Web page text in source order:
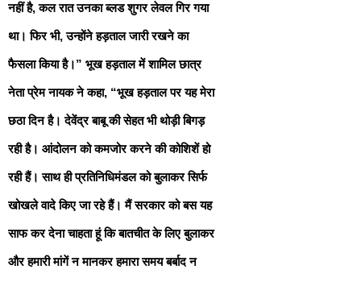
नहीं है, कल रात उनका ब्लड शुगर लेवल गिर गया
था। फिर भी, उन्होंने हड़ताल जारी रखने का
फैसला किया है।” भूख हड़ताल में शामिल छात्र
नेता प्रेम नायक ने कहा, “भूख हड़ताल पर यह मेरा
छठा दिन है। देवेंद्र बाबू की सेहत भी थोड़ी बिगड़
रही है। आंदोलन को कमजोर करने की कोशिशें हो
रही हैं। साथ ही प्रतिनिधिमंडल को बुलाकर सिर्फ
खोखले वादे किए जा रहे हैं। मैं सरकार को बस यह
साफ कर देना चाहता हूं कि बातचीत के लिए बुलाकर
और हमारी मांगें न मानकर हमारा समय बर्बाद न